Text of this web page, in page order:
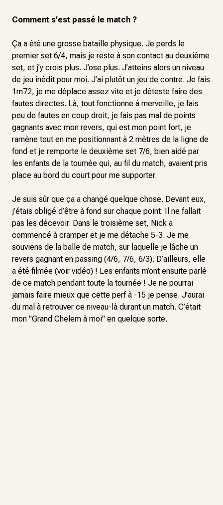
Comment s’est passé le match ?
Ça a été une grosse bataille physique. Je perds le
premier set 6/4, mais je reste à son contact au deuxième
set, et j’y crois plus. J’ose plus. J’atteins alors un niveau
de jeu inédit pour moi. J’ai plutôt un jeu de contre. Je fais
1m72, je me déplace assez vite et je déteste faire des
fautes directes. Là, tout fonctionne à merveille, je fais
peu de fautes en coup droit, je fais pas mal de points
gagnants avec mon revers, qui est mon point fort, je
ramène tout en me positionnant à 2 mètres de la ligne de
fond et je remporte le deuxième set 7/6, bien aidé par
les enfants de la tournée qui, au fil du match, avaient pris
place au bord du court pour me supporter.
Je suis sûr que ça a changé quelque chose. Devant eux,
j’étais obligé d’être à fond sur chaque point. Il ne fallait
pas les décevoir. Dans le troisième set, Nick a
commencé à cramper et je me détache 5-3. Je me
souviens de la balle de match, sur laquelle je lâche un
revers gagnant en passing (4/6, 7/6, 6/3). D’ailleurs, elle
a été filmée (voir vidéo) ! Les enfants m’ont ensuite parlé
de ce match pendant toute la tournée ! Je ne pourrai
jamais faire mieux que cette perf à -15 je pense. J’aurai
du mal à retrouver ce niveau-là durant un match. C’était
mon "Grand Chelem à moi" en quelque sorte.